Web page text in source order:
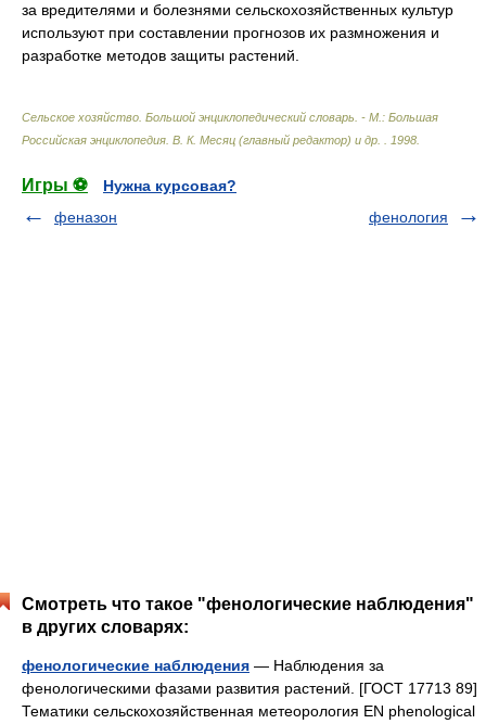
за вредителями и болезнями сельскохозяйственных культур
используют при составлении прогнозов их размножения и
разработке методов защиты растений.
Сельское хозяйство. Большой энциклопедический словарь. - М.: Большая
Российская энциклопедия В. К. Месяц (главный редактор) и др. 1998
Игры ⚽
Нужна курсовая?
феназон
фенология
Смотреть что такое "фенологические наблюдения"
в других словарях:
фенологические наблюдения — Наблюдения за
фенологическими фазами развития растений. [ГОСТ 17713 89]
Тематики сельскохозяйственная метеорология EN phenological